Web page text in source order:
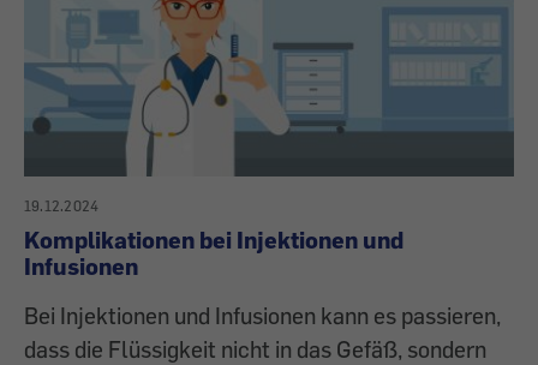
19.12.2024
Komplikationen bei Injektionen und
Infusionen
Bei Injektionen und Infusionen kann es passieren,
dass die Flüssigkeit nicht in das Gefäß, sondern